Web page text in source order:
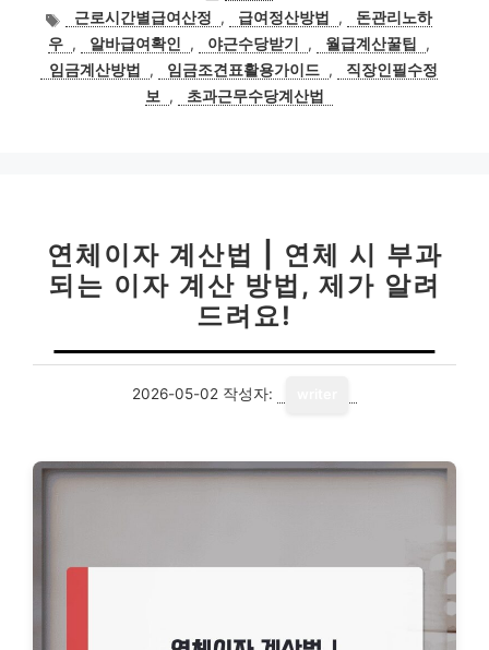
고
리
태근로시간별급여산정 , 급여정산방법 ,
돈관리노하
우 , 알바급여확인 , 야근수당받기 , 월급계산꿀팁
,
임금계산방법
, 임금조견표활용가이드 ,
직장인필수정
보
, 초과근무수당계산법
연체이자 계산법 | 연체 시 부과
되는 이자 계산 방법, 제가 알려
드려요!
2026-05-02 작성자: